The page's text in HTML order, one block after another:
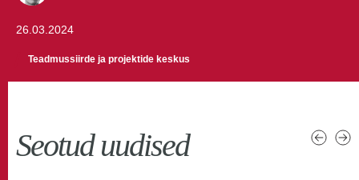
26.03.2024
Teadmussiirde ja projektide keskus
Seotud uudised